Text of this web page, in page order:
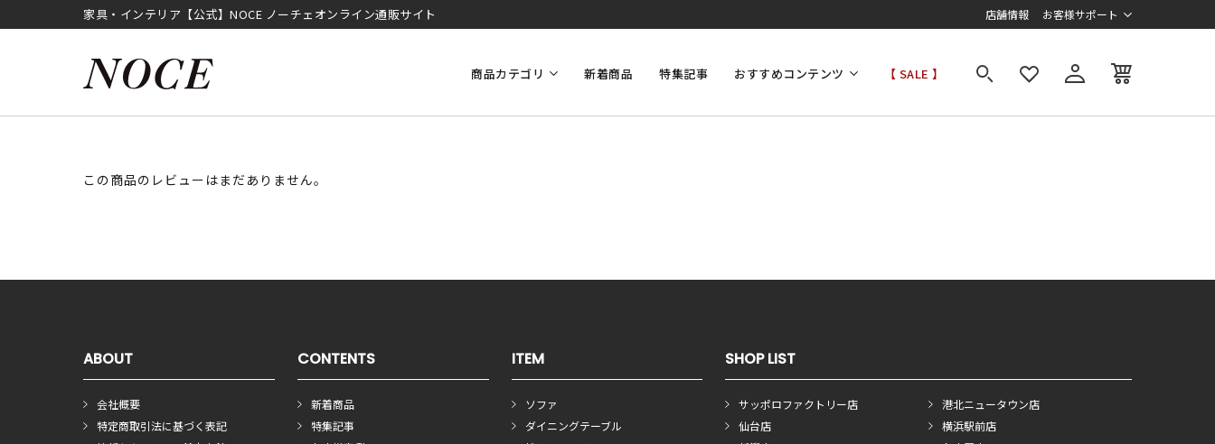
家具・インテリア【公式】NOCE ノーチェオンライン通販サイト 店舗情報 お客様サポート
商品カテゴリ 新着商品 特集記事 おすすめコンテンツ 【 SALE 】
この商品のレビューはまだありません。
ABOUT
会社概要
特定商取引法に基づく表記
CONTENTS
新着商品
特集記事
ITEM
ソファ
ダイニングテーブル
SHOP LIST
サッポロファクトリー店
仙台店
港北ニュータウン店
横浜駅前店